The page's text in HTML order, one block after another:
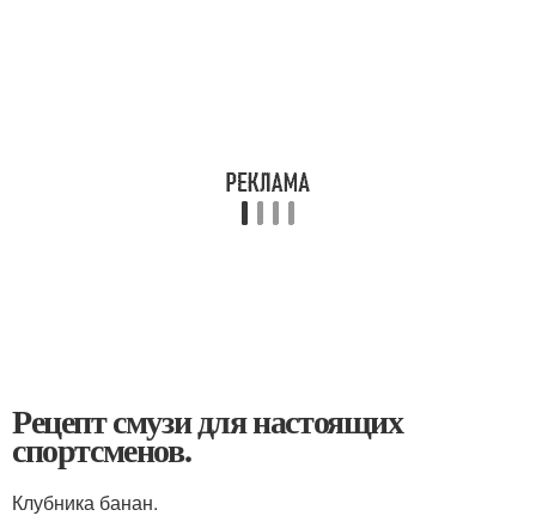
Рецепт смузи для настоящих
спортсменов.
Клубника банан.